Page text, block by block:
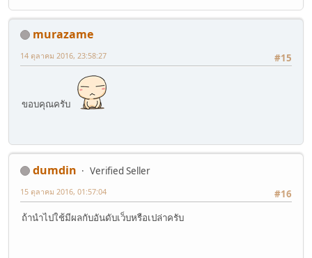
murazame
#15
14 ตุลาคม 2016, 23:58:27
ขอบคุณครับ
dumdin
Verified Seller
#16
15 ตุลาคม 2016, 01:57:04
ถ้านำไปใช้มีผลกับอันดับเว็บหรือเปล่าครับ